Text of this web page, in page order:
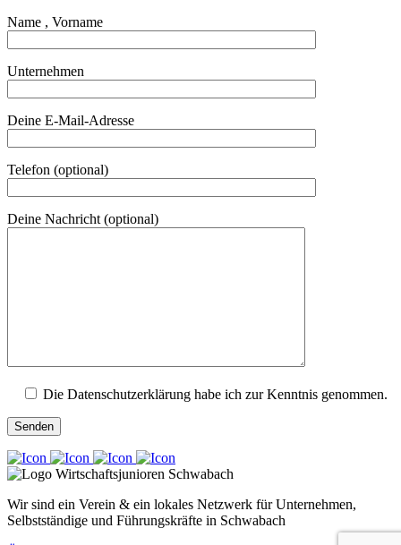
Name , Vorname
Unternehmen
Deine E-Mail-Adresse
Telefon (optional)
Deine Nachricht (optional)
Die Datenschutzerklärung habe ich zur Kenntnis genommen.
Wir sind ein Verein & ein lokales Netzwerk für Unternehmen,
Selbstständige und Führungskräfte in Schwabach